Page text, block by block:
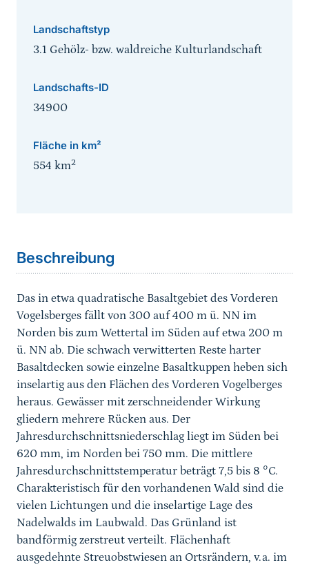
Landschaftstyp
3.1 Gehölz- bzw. waldreiche Kulturlandschaft
Landschafts-ID
34900
Fläche in km²
554 km2
Beschreibung
Das in etwa quadratische Basaltgebiet des Vorderen
Vogelsberges fällt von 300 auf 400 m ü. NN im
Norden bis zum Wettertal im Süden auf etwa 200 m
ü. NN ab. Die schwach verwitterten Reste harter
Basaltdecken sowie einzelne Basaltkuppen heben sich
inselartig aus den Flächen des Vorderen Vogelberges
heraus. Gewässer mit zerschneidender Wirkung
gliedern mehrere Rücken aus. Der
Jahresdurchschnittsniederschlag liegt im Süden bei
620 mm, im Norden bei 750 mm. Die mittlere
Jahresdurchschnittstemperatur beträgt 7,5 bis 8 °C.
Charakteristisch für den vorhandenen Wald sind die
vielen Lichtungen und die inselartige Lage des
Nadelwalds im Laubwald. Das Grünland ist
bandförmig zerstreut verteilt. Flächenhaft
ausgedehnte Streuobstwiesen an Ortsrändern, v.a. im